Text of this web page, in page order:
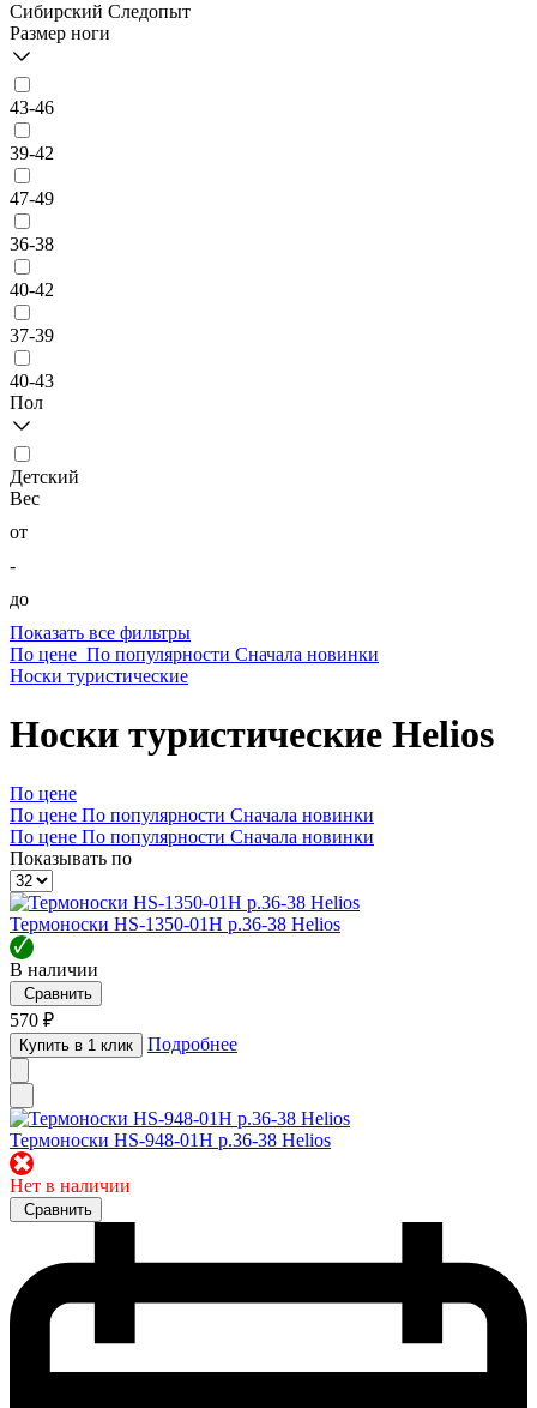
Сибирский Следопыт
Размер ноги
43-46
39-42
47-49
36-38
40-42
37-39
40-43
Пол
Детский
Вес
от
-
до
Показать все фильтры
По цене По популярности Сначала новинки
Носки туристические
Носки туристические Helios
По цене
По цене По популярности Сначала новинки
По цене По популярности Сначала новинки
Показывать по
Термоноски HS-1350-01Н р.36-38 Helios
🗸
В наличии
Сравнить
570 ₽
Купить в 1 клик Подробнее
Термоноски HS-948-01Н р.36-38 Helios
✖
Нет в наличии
Сравнить